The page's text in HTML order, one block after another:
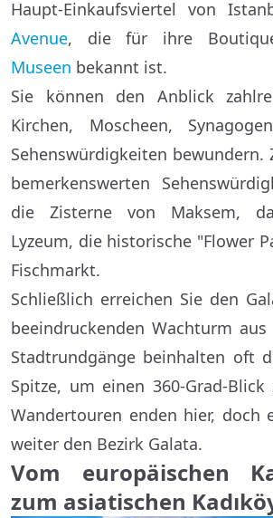
Haupt-Einkaufsviertel von
Avenue, die für ihre
Museen bekannt ist.
Sie können den Anblick
Kirchen, Moscheen,
Sehenswürdigkeiten bewundern.
bemerkenswerten
die Zisterne von Maksem,
Lyzeum, die historische "Flower
Fischmarkt.
Schließlich erreichen Sie den
beeindruckenden Wachturm aus
Stadtrundgänge beinhalten oft
Spitze, um einen 360-Grad-
Wandertouren enden hier, doch
weiter den Bezirk Galata.
Vom europäischen
zum asiatischen